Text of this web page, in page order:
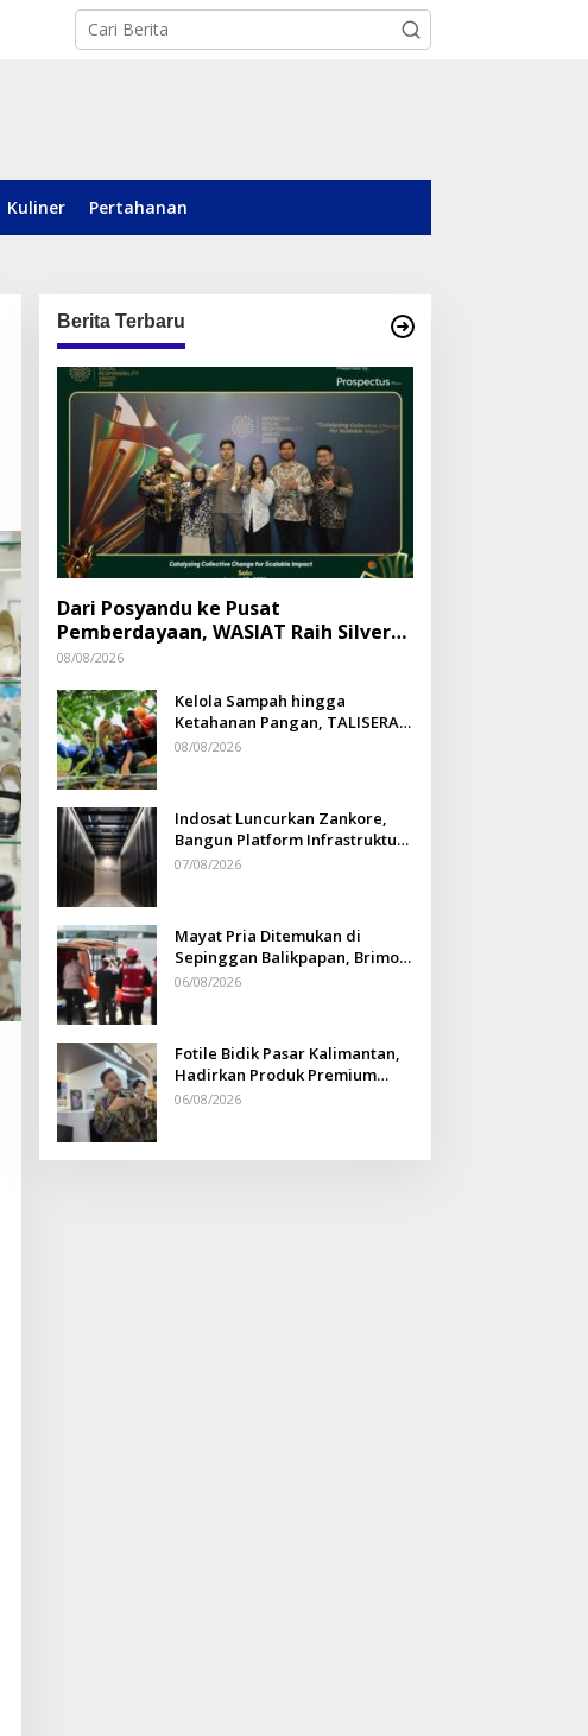
Kuliner Pertahanan
Berita Terbaru
Dari Posyandu ke Pusat
Pemberdayaan, WASIAT Raih Silver
ISRA 2026
08/08/2026
Kelola Sampah hingga
Ketahanan Pangan, TALISERA
Diguyur Penghargaan
08/08/2026
Indosat Luncurkan Zankore,
Bangun Platform Infrastruktur
AI Terbesar di Asia Tenggara
07/08/2026
Mayat Pria Ditemukan di
Sepinggan Balikpapan, Brimob
Lakukan Pengamanan TKP
06/08/2026
Fotile Bidik Pasar Kalimantan,
Hadirkan Produk Premium
Yang Makin Terjangkau
06/08/2026